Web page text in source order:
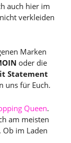
auch hier im
verkleiden
Marken
oder die
Statement
uns für Euch.
Queen.
am meisten
im Laden